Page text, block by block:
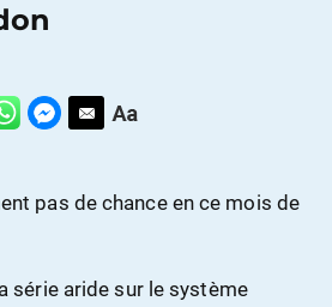
pas de chance en ce mois de
série aride sur le système